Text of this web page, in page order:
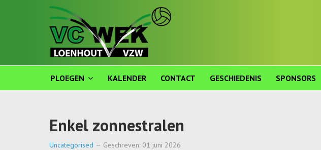
PLOEGEN KALENDER CONTACT GESCHIEDENIS SPONSORS
Enkel zonnestralen
Uncategorised Geschreven: 01 juni 2026